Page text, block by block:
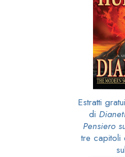
Estratti
di
Pensiero
tre capitoli